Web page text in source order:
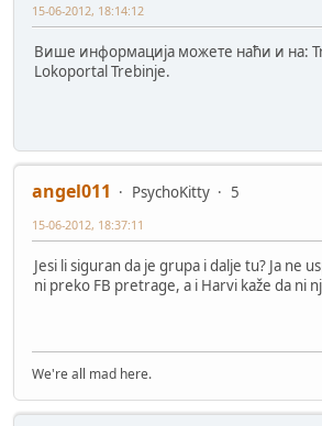
15-06-2012, 18:14:12
Више информација можете наћи и на:
Lokoportal Trebinje.
angel011 PsychoKitty
5
15-06-2012, 18:37:11
Jesi li siguran da je grupa i dalje tu? Ja ne
ni preko FB pretrage, a i Harvi kaže da ni
We're all mad here.